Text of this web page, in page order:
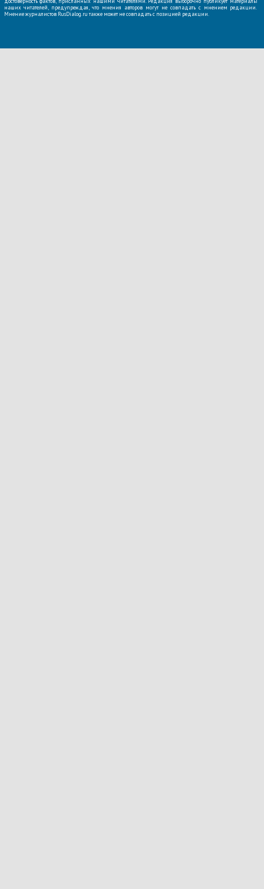
наших читателей, предупреждая, что мнения авторов могут не совпадать с мнением редакции.
Мнение журналистов RusDialog.ru также может не совпадать с позицией редакции.